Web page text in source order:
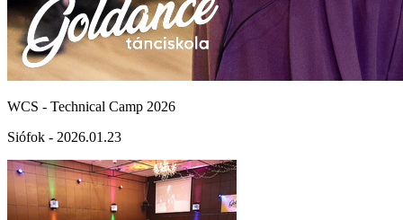
WCS - Technical Camp 2026
Siófok - 2026.01.23